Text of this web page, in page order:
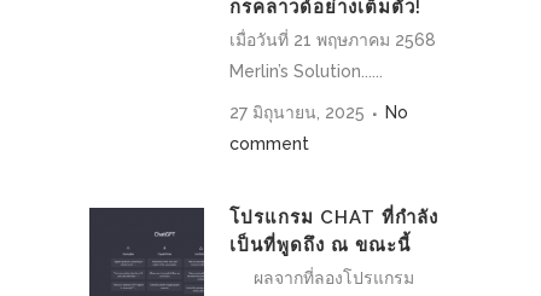
กรคลาวด์อย่างเต็มตัว!
เมื่อวันที่ 21 พฤษภาคม 2568
Merlin’s Solution......
27 มิถุนายน, 2025
No
comment
โปรแกรม CHAT ที่กำลัง
เป็นที่พูดถึง ณ ขณะนี้
ผลจากที่ลองโปรแกรม